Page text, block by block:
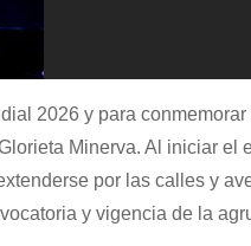
2026 y para
Minerva. Al iniciar
por las calles y
y vigencia de la